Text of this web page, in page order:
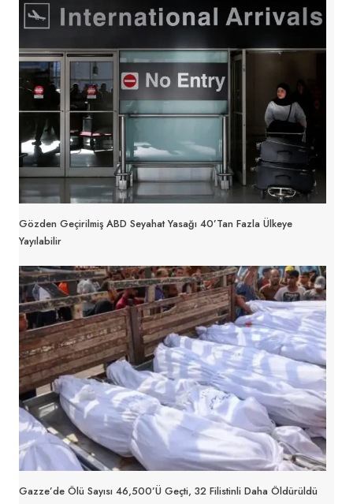
Gözden Geçirilmiş ABD Seyahat Yasağı 40’tan Fazla Ülkeye
Yayılabilir
Gazze’de Ölü Sayısı 46,500’ü Geçti, 32 Filistinli Daha Öldürüldü